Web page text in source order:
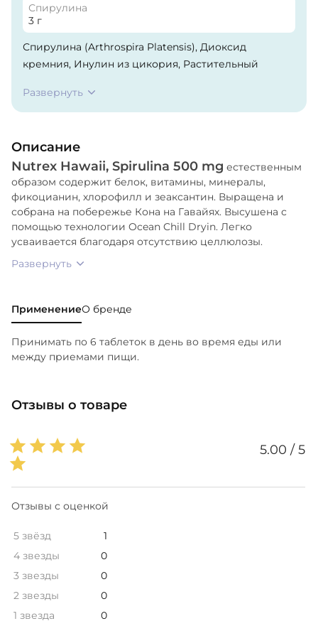
Спирулина
3 г
Спирулина (Arthrospira Platensis), Диоксид
кремния, Инулин из цикория, Растительный
Развернуть
Описание
Nutrex Hawaii, Spirulina 500 mg естественным
образом содержит белок, витамины, минералы,
фикоцианин, хлорофилл и зеаксантин. Выращена и
собрана на побережье Кона на Гавайях. Высушена с
помощью технологии Ocean Chill Dryin. Легко
усваивается благодаря отсутствию целлюлозы.
Развернуть
ПрименениеО бренде
Принимать по 6 таблеток в день во время еды или
между приемами пищи.
Отзывы о товаре
5.00 / 5
Отзывы с оценкой
5 звёзд
1
4 звезды
0
3 звезды
0
2 звезды
0
1 звезда
0